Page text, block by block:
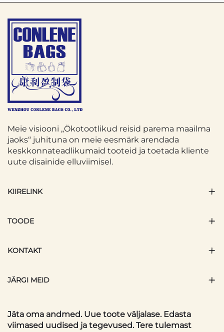
Meie visiooni „Ökotootlikud reisid parema maailma
jaoks“ juhituna on meie eesmärk arendada
keskkonnateadlikumaid tooteid ja toetada kliente
uute disainide elluviimisel.
KIIRELINK
TOODE
KONTAKT
JÄRGI MEID
Jäta oma andmed. Uue toote väljalase. Edasta
viimased uudised ja tegevused. Tere tulemast